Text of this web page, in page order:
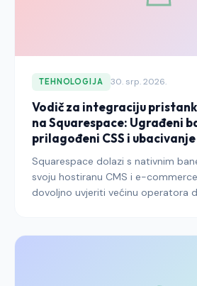
TEHNOLOGIJA 30. srp. 2026.
Vodič za integraciju
na Squarespace: Ugrađeni
prilagođeni CSS i
Squarespace dolazi s nativnim
svoju hostiranu CMS i e-
dovoljno uvjeriti većinu operatora
zahtijevaju namjerno upravljanje